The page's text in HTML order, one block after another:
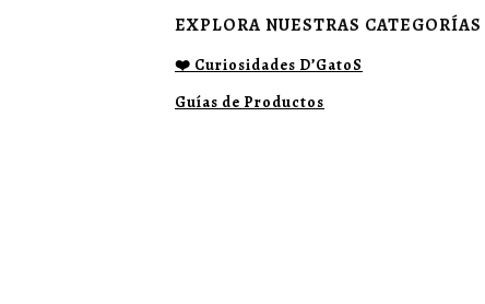
EXPLORA NUESTRAS CATEGORÍAS
❤️ Curiosidades D’GatoS
Guías de Productos